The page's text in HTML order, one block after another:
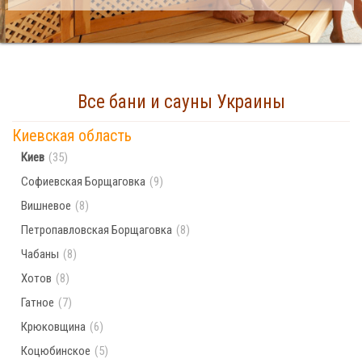
Найдено
Населённых пунктов по поисковому запросу
не найдено. Попробуйте ввести другой город
Все бани и сауны Украины
Киевская область
Киев (35)
Софиевская Борщаговка (9)
Вишневое (8)
Петропавловская Борщаговка (8)
Чабаны (8)
Хотов (8)
Гатное (7)
Крюковщина (6)
Коцюбинское (5)